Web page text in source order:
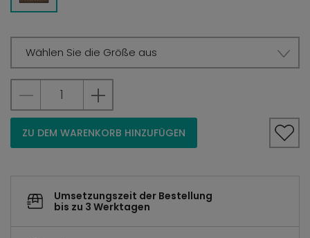
Wählen Sie die Größe aus
ZU DEM WARENKORB HINZUFÜGEN
Umsetzungszeit der Bestellung
bis zu 3 Werktagen